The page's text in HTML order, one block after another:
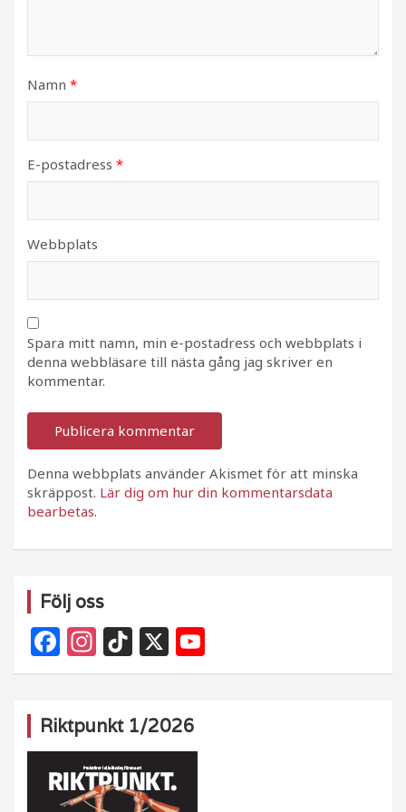
Namn *
E-postadress *
Webbplats
Spara mitt namn, min e-postadress och webbplats i
denna webbläsare till nästa gång jag skriver en
kommentar.
Denna webbplats använder Akismet för att minska
skräppost. Lär dig om hur din kommentarsdata
bearbetas.
Följ oss
F
a
e
b
o
In
st
g
ra
m
Ti
k
o
k
X
o
Riktpunkt 1/2026